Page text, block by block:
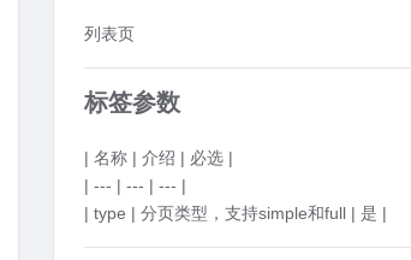
列表页
标签参数
| 名称 | 介绍 | 必选 |
| --- | --- | --- |
| type | 分页类型，支持simple和full | 是 |